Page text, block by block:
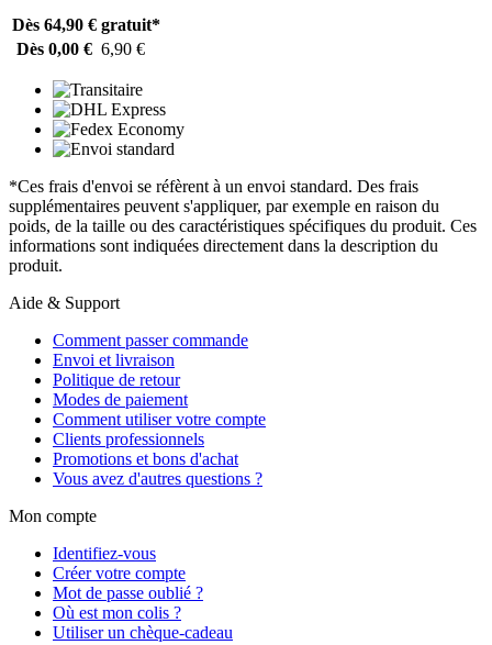
Dès 64,90 € gratuit*
Dès 0,00 € 6,90 €
*Ces frais d'envoi se réfèrent à un envoi standard. Des frais
supplémentaires peuvent s'appliquer, par exemple en raison du
poids, de la taille ou des caractéristiques spécifiques du produit. Ces
informations sont indiquées directement dans la description du
produit.
Aide & Support
Comment passer commande
Envoi et livraison
Politique de retour
Modes de paiement
Comment utiliser votre compte
Clients professionnels
Promotions et bons d'achat
Vous avez d'autres questions ?
Mon compte
Identifiez-vous
Créer votre compte
Mot de passe oublié ?
Où est mon colis ?
Utiliser un chèque-cadeau